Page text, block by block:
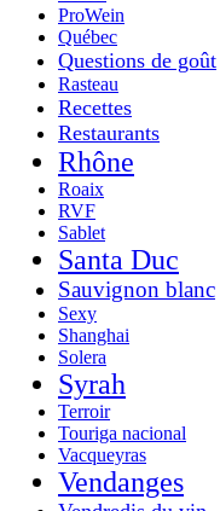
ProWein
Québec
Questions de goût
Rasteau
Recettes
Restaurants
Rhône
Roaix
RVF
Sablet
Santa Duc
Sauvignon blanc
Sexy
Shanghai
Solera
Syrah
Terroir
Touriga nacional
Vacqueyras
Vendanges